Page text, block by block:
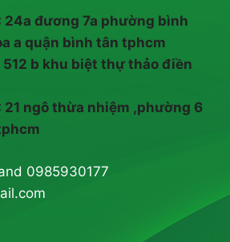
24a đương 7a phường bình
a quận bình tân tphcm
512 b khu biệt thự thảo điền
21 ngô thừa nhiệm ,phường 6
0985930177